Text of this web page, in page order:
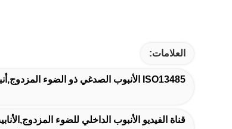
العلامات:
ISO13485 الأنبوب الصدغي ذو الضوء المزدوج,أنبوب منع التهاب الجهاز الصدغي,أنبوب ثنائي الضوء في الصدر
قناة الفيديو الأنبوب الداخلي للضوء